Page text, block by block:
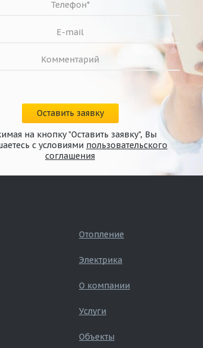
Оставить заявку
на кнопку "Оставить заявку", Вы
с условиями пользовательского
соглашения
Отопление
Электрика
О компании
Услуги
Объекты